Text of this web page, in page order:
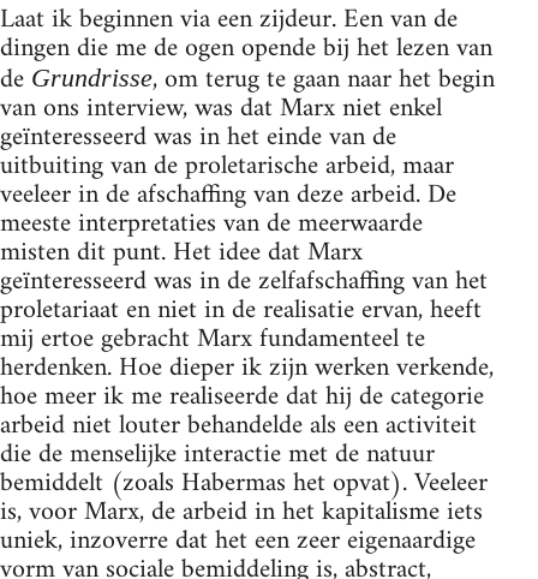
Laat ik beginnen via een zijdeur. Een van de
dingen die me de ogen opende bij het lezen van
de Grundrisse, om terug te gaan naar het begin
van ons interview, was dat Marx niet enkel
geïnteresseerd was in het einde van de
uitbuiting van de proletarische arbeid, maar
veeleer in de afschaffing van deze arbeid. De
meeste interpretaties van de meerwaarde
misten dit punt. Het idee dat Marx
geïnteresseerd was in de zelfafschaffing van het
proletariaat en niet in de realisatie ervan, heeft
mij ertoe gebracht Marx fundamenteel te
herdenken. Hoe dieper ik zijn werken verkende,
hoe meer ik me realiseerde dat hij de categorie
arbeid niet louter behandelde als een activiteit
die de menselijke interactie met de natuur
bemiddelt (zoals Habermas het opvat). Veeleer
is, voor Marx, de arbeid in het kapitalisme iets
uniek, inzoverre dat het een zeer eigenaardige